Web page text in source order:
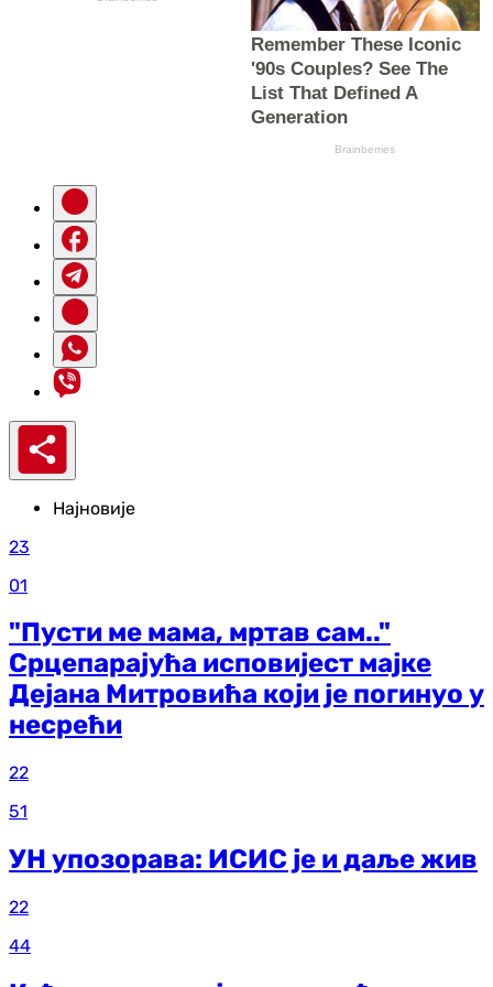
Најновије
23
01
"Пусти ме мама, мртав сам.."
Срцепарајућа исповијест мајке
Дејана Митровића који је погинуо у
несрећи
22
51
УН упозорава: ИСИС је и даље жив
22
44